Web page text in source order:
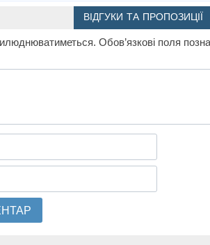
ВІДГУКИ ТА ПРОПОЗИЦІЇ
Обов’язкові поля